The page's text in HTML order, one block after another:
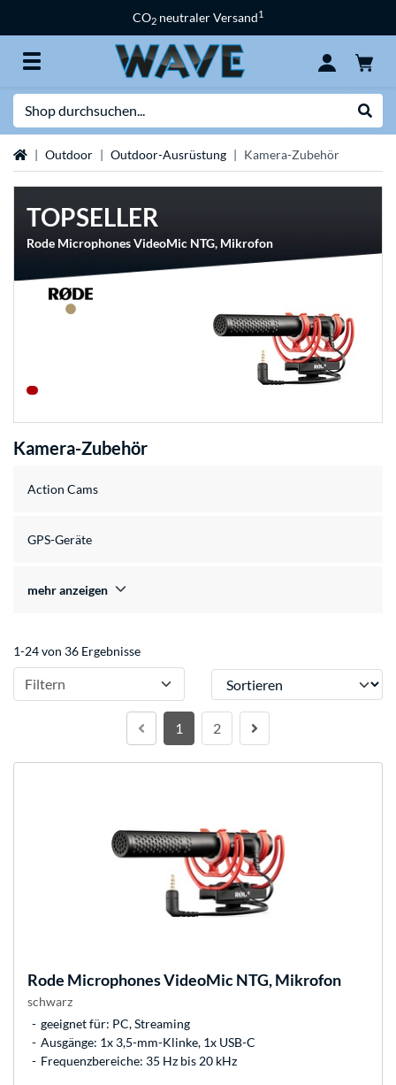
CO2 neutraler Versand1
StartseiteOutdoor Outdoor-Ausrüstung Kamera-Zubehör
TOPSELLER
Rode Microphones VideoMic NTG, Mikrofon
Kamera-Zubehör
Action Cams
GPS-Geräte
mehr anzeigen
1-24 von 36 Ergebnisse
Filtern Sortieren
1 2
Rode MicrophonesVideoMic NTG, Mikrofon
schwarz
geeignet für: PC, Streaming
Ausgänge: 1x 3,5-mm-Klinke, 1x USB-C
Frequenzbereiche: 35 Hz bis 20 kHz